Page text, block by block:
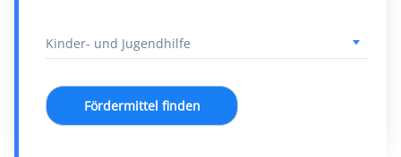
Fördermittel finden